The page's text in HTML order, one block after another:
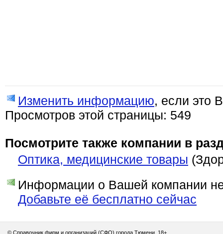
Изменить информацию, если это
Просмотров этой страницы: 549
Посмотрите также компании в
Оптика, медицинские товары
Информации о Вашей компании
Добавьте её бесплатно сейчас
© Справочник фирм и организаций (СФО) города Тюмени. 18+